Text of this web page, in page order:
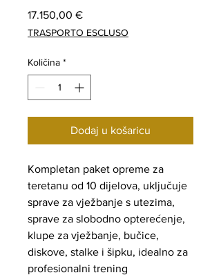
17.150,00 €Cijena
TRASPORTO ESCLUSO
Količina *
Dodaj u košaricu
Kompletan paket opreme za
teretanu od 10 dijelova, uključuje
sprave za vježbanje s utezima,
sprave za slobodno opterećenje,
klupe za vježbanje, bučice,
diskove, stalke i šipku, idealno za
profesionalni trening